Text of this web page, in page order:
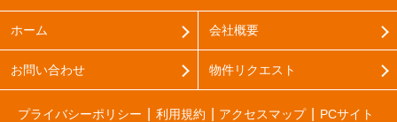
ホーム 会社概要
お問い合わせ 物件リクエスト
プライバシーポリシー 利用規約 アクセスマップ
PCサイト